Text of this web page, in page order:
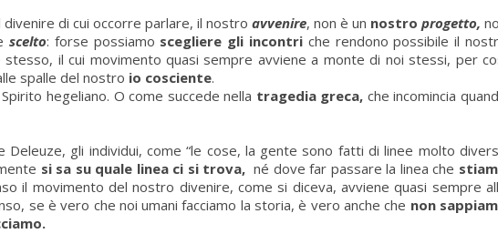
di cui occorre parlare, il nostro avvenire, non è un nostro progetto,
scelto: forse possiamo scegliere gli incontri che rendono possibile il
stesso, il cui movimento quasi sempre avviene a monte di noi stessi, per
spalle del nostro io cosciente.
hegeliano. O come succede nella tragedia greca, che incomincia
Deleuze, gli individui, come “le cose, la gente sono fatti di linee molto
si sa su quale linea ci si trova, né dove far passare la linea che
il movimento del nostro divenire, come si diceva, avviene quasi sempre
se è vero che noi umani facciamo la storia, è vero anche che non